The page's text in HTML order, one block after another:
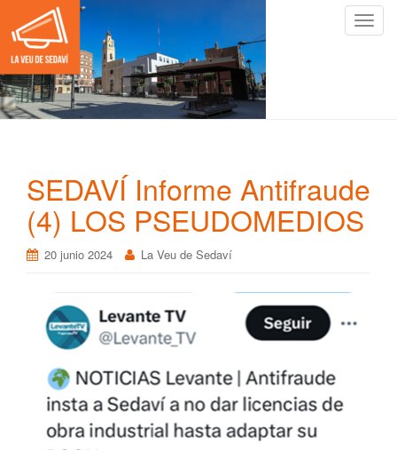
C
a
SEDAVÍ Informe Antifraude
(4) LOS PSEUDOMEDIOS
20 junio 2024 La Veu de Sedaví